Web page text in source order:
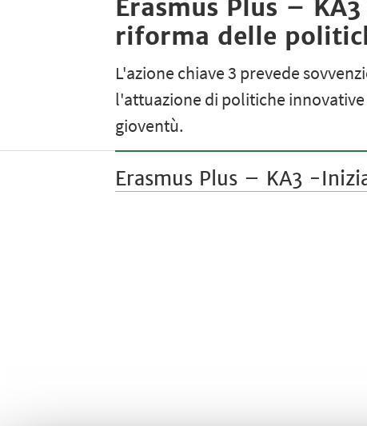
Erasmus Plus –
riforma delle
L'azione chiave 3 prevede
l'attuazione di politiche
gioventù.
Erasmus Plus – KA3 -